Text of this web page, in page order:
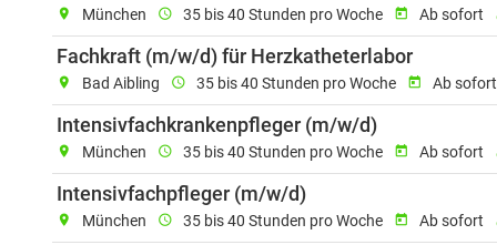
location_on München schedule 35 bis 40 Stunden pro Woche today Ab sofort
Fachkraft (m/w/d) für Herzkatheterlabor
location_on Bad Aibling schedule 35 bis 40 Stunden pro Woche today Ab sofort
Intensivfachkrankenpfleger (m/w/d)Einsatzort:
location_on München schedule 35 bis 40 Stunden pro Woche today Ab sofort
Intensivfachpfleger (m/w/d)Einsatzort: München,
location_on München schedule 35 bis 40 Stunden pro Woche today Ab sofort